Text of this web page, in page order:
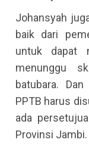
Johansyah
baik dari
untuk dapat
menunggu
batubara.
PPTB harus
ada
Provinsi Jambi.